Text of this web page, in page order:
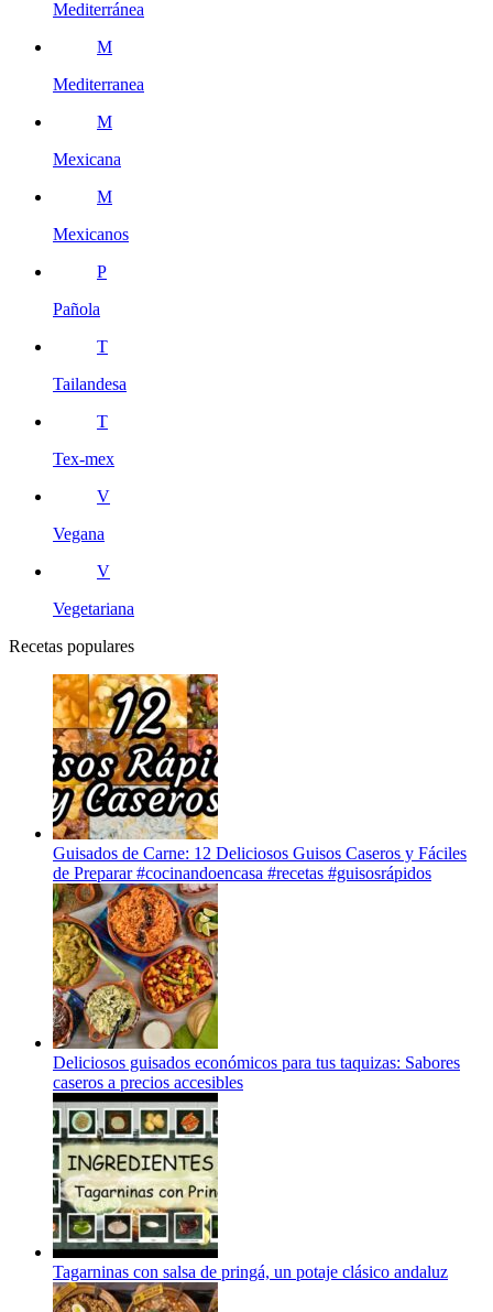
Mediterránea
M
Mediterranea
M
Mexicana
M
Mexicanos
P
Pañola
T
Tailandesa
T
Tex-mex
V
Vegana
V
Vegetariana
Recetas populares
Guisados de Carne: 12 Deliciosos Guisos Caseros y Fáciles
de Preparar #cocinandoencasa #recetas #guisosrápidos
Deliciosos guisados económicos para tus taquizas: Sabores
caseros a precios accesibles
Tagarninas con salsa de pringá, un potaje clásico andaluz